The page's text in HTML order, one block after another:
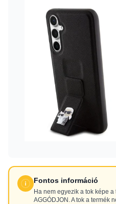
Fontos információ
Ha nem egyezik a tok képe a
AGGÓDJON. A tok a termék